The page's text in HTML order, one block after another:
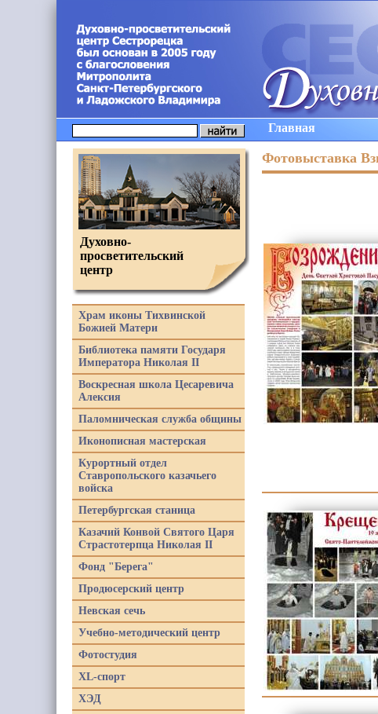
Главная
Фотовыставка
Духовно-
просветительский
центр
Храм иконы Тихвинской
Божией Матери
Библиотека памяти Государя
Императора Николая II
Воскресная школа Цесаревича
Алексия
Паломническая служба общины
Иконописная мастерская
Курортный отдел
Ставропольского казачьего
войска
Петербургская станица
Казачий Конвой Святого Царя
Страстотерпца Николая II
Фонд "Берега"
Продюсерский центр
Невская сечь
Учебно-методический центр
Фотостудия
XL-спорт
ХЭД